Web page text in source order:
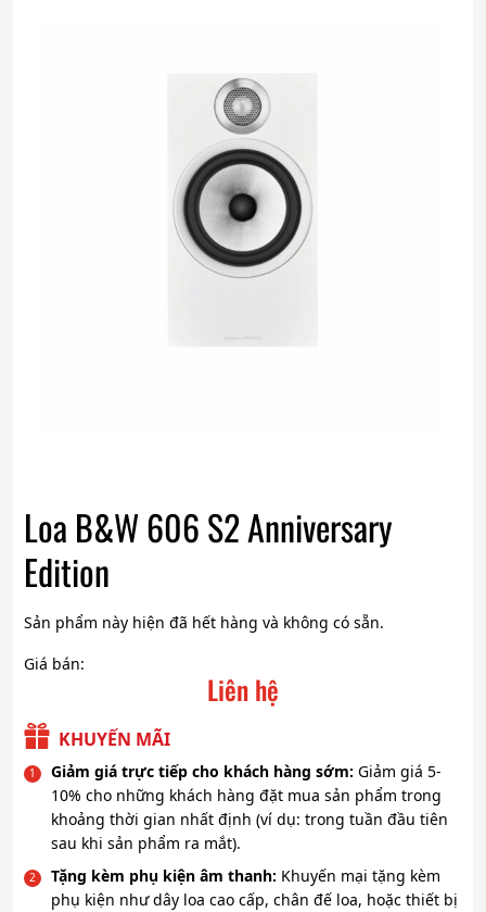
Loa B&W 606 S2 Anniversary
Edition
Sản phẩm này hiện đã hết hàng và không có sẵn.
Giá bán:
Liên hệ
KHUYẾN MÃI
Giảm giá trực tiếp cho khách hàng sớm: Giảm giá 5-
10% cho những khách hàng đặt mua sản phẩm trong
khoảng thời gian nhất định (ví dụ: trong tuần đầu tiên
sau khi sản phẩm ra mắt).
Tặng kèm phụ kiện âm thanh: Khuyến mại tặng kèm
phụ kiện như dây loa cao cấp, chân đế loa, hoặc thiết bị